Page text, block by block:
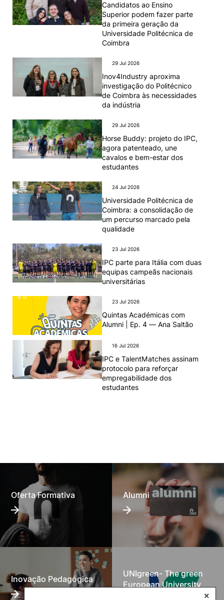
✕
Candidatos ao Ensino
Superior podem fazer parte
da primeira geração da
Universidade Politécnica de
Coimbra
29 Jul 2026
Inov4Industry aproxima
investigação do Politécnico
de Coimbra às necessidades
da indústria
29 Jul 2026
Horse Buddy: projeto do IPC,
agora patenteado, une
cavalos e bem-estar dos
estudantes
24 Jul 2026
Universidade Politécnica de
Coimbra: a consolidação de
um percurso marcado pela
qualidade
23 Jul 2026
IPC parte para Itália com duas
equipas campeãs nacionais
universitárias
23 Jul 2026
Quintas Académicas com
Alumni | Ep. 4 — Ana Saltão
16 Jul 2026
IPC e TalentMatches assinam
protocolo para reforçar
empregabilidade dos
estudantes
Oferta Formativa Alumni
Inovação Pedagógica
UNIgreen- The green
European University